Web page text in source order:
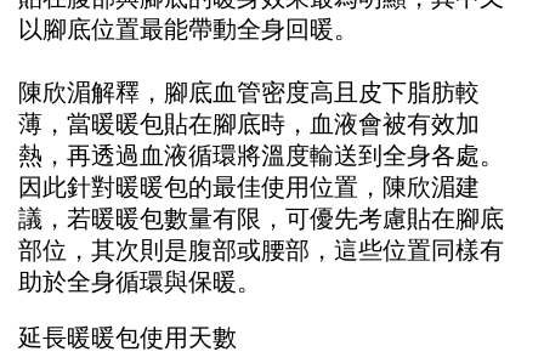
以腳底位置最能帶動全身回暖。
陳欣湄解釋，腳底血管密度高且皮下脂肪較
薄，當暖暖包貼在腳底時，血液會被有效加
熱，再透過血液循環將溫度輸送到全身各處。
因此針對暖暖包的最佳使用位置，陳欣湄建
議，若暖暖包數量有限，可優先考慮貼在腳底
部位，其次則是腹部或腰部，這些位置同樣有
助於全身循環與保暖。
延長暖暖包使用天數